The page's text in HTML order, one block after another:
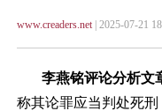
www.creaders.net| 2025-07-21
李燕铭评论分析文
称其论罪应当判处死